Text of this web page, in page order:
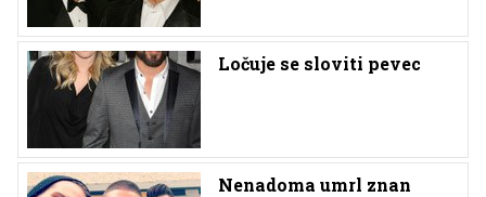
Ločuje se sloviti pevec
Nenadoma umrl znan